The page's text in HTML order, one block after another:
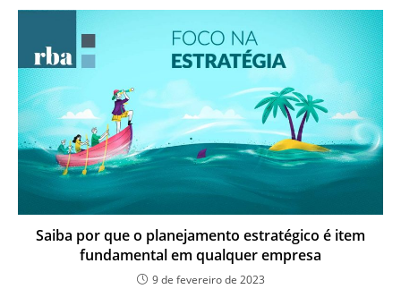
Saiba por que o planejamento estratégico é item
fundamental em qualquer empresa
9 de fevereiro de 2023